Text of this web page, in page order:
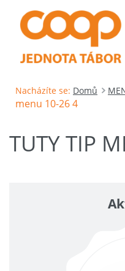
Nacházíte se: Domů
menu 10-26 4
TUTY TIP